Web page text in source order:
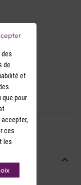
de
et
pour
ces
les